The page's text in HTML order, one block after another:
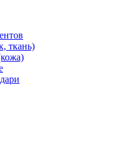
ткань)